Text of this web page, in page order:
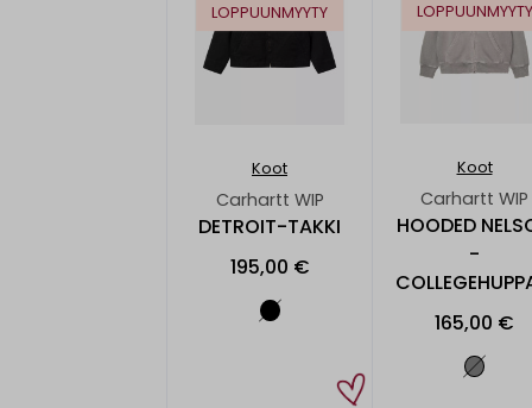
LOPPUUNMYYTY
Koot
Carhartt WIP
DETROIT-TAKKI
195,00 €
LOPPUUNMYYTY
Koot
Carhartt WIP
HOODED
-
165,00 €